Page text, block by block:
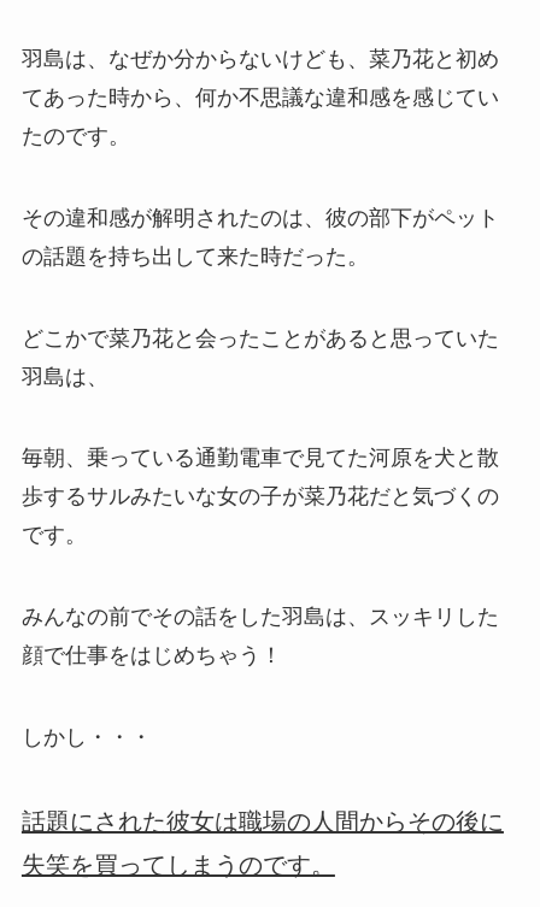
羽島は、なぜか分からないけども、菜乃花と初め
てあった時から、何か不思議な違和感を感じてい
たのです。
その違和感が解明されたのは、彼の部下がペット
の話題を持ち出して来た時だった。
どこかで菜乃花と会ったことがあると思っていた
羽島は、
毎朝、乗っている通勤電車で見てた河原を犬と散
歩するサルみたいな女の子が菜乃花だと気づくの
です。
みんなの前でその話をした羽島は、スッキリした
顔で仕事をはじめちゃう！
しかし・・・
話題にされた彼女は職場の人間からその後に
失笑を買ってしまうのです。